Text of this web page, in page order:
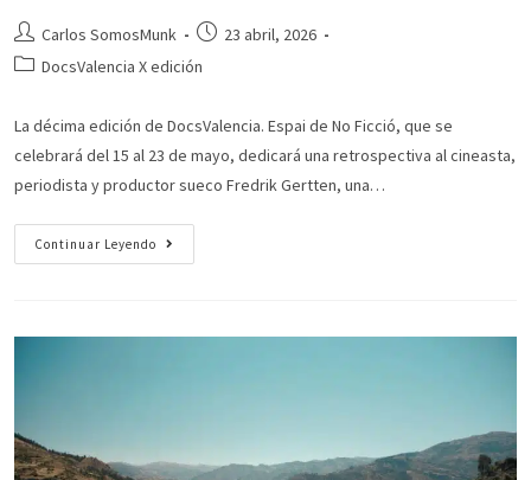
Carlos SomosMunk
23 abril, 2026
DocsValencia X edición
La décima edición de DocsValencia. Espai de No Ficció, que se
celebrará del 15 al 23 de mayo, dedicará una retrospectiva al cineasta,
periodista y productor sueco Fredrik Gertten, una…
Continuar Leyendo